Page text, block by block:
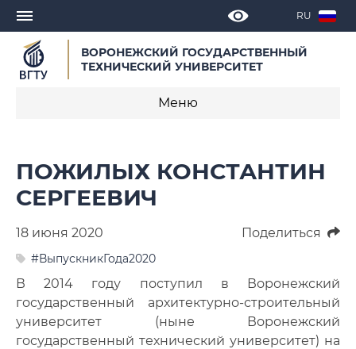
RU
ВОРОНЕЖСКИЙ ГОСУДАРСТВЕННЫЙ
ТЕХНИЧЕСКИЙ УНИВЕРСИТЕТ
Меню
Выступления, доклады, интервью
Календарь мероприятий
Корпоративные издания
ПОЖИЛЫХ КОНСТАНТИН
СЕРГЕЕВИЧ
18 июня 2020 Поделиться
#ВыпускникГода2020
В 2014 году поступил в Воронежский
государственный архитектурно-строительный
университет (ныне Воронежский
государственный технический университет) на